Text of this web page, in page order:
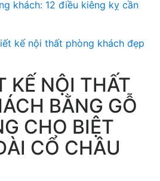
khách: 12 điều kiêng kỵ cần
kế nội thất phòng khách đẹp
KẾ NỘI THẤT
BẰNG GỖ
CHO BIỆT
CỔ CHÂU